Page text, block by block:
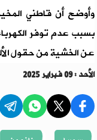
وأوضح أن قاطني
بسبب عدم توفر
عن الخشية من حقول
الأحد : 09 فبراير 2025